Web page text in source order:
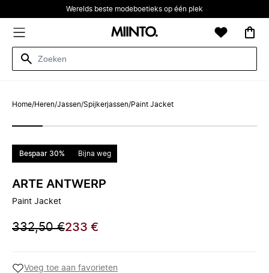
Werelds beste modeboetieks op één plek
Home/Heren/Jassen/Spijkerjassen/Paint Jacket
Bespaar 30% Bijna weg
ARTE ANTWERP
Paint Jacket
332,50 €233 €
Voeg toe aan favorieten